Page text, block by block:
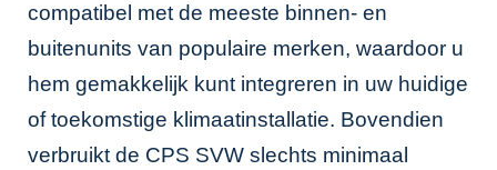
compatibel met de meeste binnen- en
buitenunits van populaire merken, waardoor u
hem gemakkelijk kunt integreren in uw huidige
of toekomstige klimaatinstallatie. Bovendien
verbruikt de CPS SVW slechts minimaal